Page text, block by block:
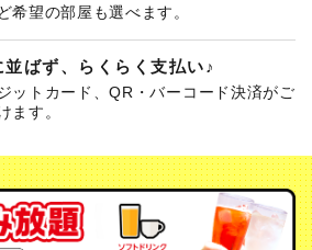
ルでかんたん受付♪
時間を短縮してスムーズに入室！カラ
希望の部屋も選べます。
並ばず、らくらく支払い♪
ます。